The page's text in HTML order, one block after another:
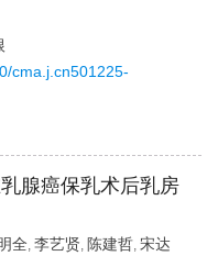
cma.j.cn501225-
腺癌保乳术后乳房
全, 李艺贤, 陈建哲, 宋达